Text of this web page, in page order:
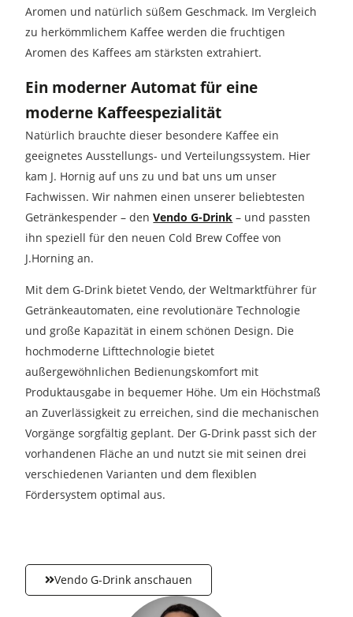
Aromen und natürlich süßem Geschmack. Im Vergleich
zu herkömmlichem Kaffee werden die fruchtigen
Aromen des Kaffees am stärksten extrahiert.
Ein moderner Automat für eine
moderne Kaffeespezialität
Natürlich brauchte dieser besondere Kaffee ein
geeignetes Ausstellungs- und Verteilungssystem. Hier
kam J. Hornig auf uns zu und bat uns um unser
Fachwissen. Wir nahmen einen unserer beliebtesten
Getränkespender – denVendo G-Drink – und passten
ihn speziell für den neuen Cold Brew Coffee von
J.Horning an.
Mit dem G-Drink bietet Vendo, der Weltmarktführer für
Getränkeautomaten, eine revolutionäre Technologie
und große Kapazität in einem schönen Design. Die
hochmoderne Lifttechnologie bietet
außergewöhnlichen Bedienungskomfort mit
Produktausgabe in bequemer Höhe. Um ein Höchstmaß
an Zuverlässigkeit zu erreichen, sind die mechanischen
Vorgänge sorgfältig geplant. Der G-Drink passt sich der
vorhandenen Fläche an und nutzt sie mit seinen drei
verschiedenen Varianten und dem flexiblen
Fördersystem optimal aus.
Vendo G-Drink anschauen